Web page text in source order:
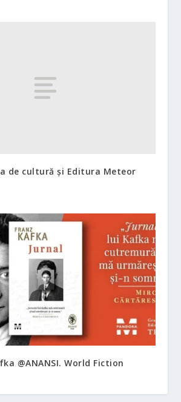
de cultură și Editura Meteor
@ANANSI. World Fiction